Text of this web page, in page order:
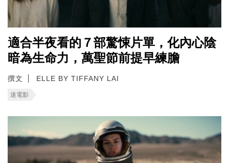
適合半夜看的７部驚悚片單，化內心陰
暗為生命力，萬聖節前提早練膽
撰文 ELLE BY TIFFANY LAI
迷電影